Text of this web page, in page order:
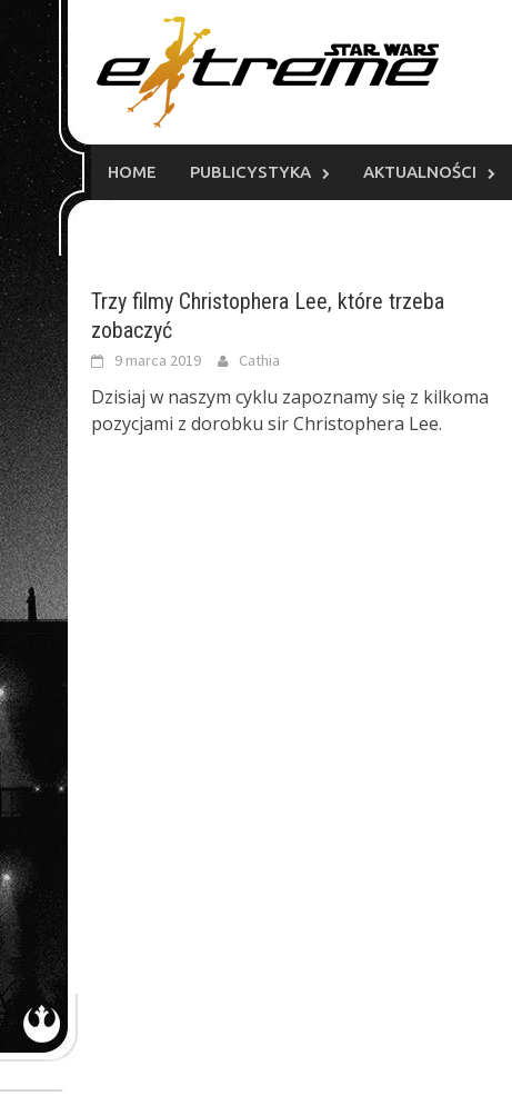
content
HOME PUBLICYSTYKA AKTUALNOŚCI
Trzy filmy Christophera Lee, które trzeba
zobaczyć
9 marca 2019 Cathia
Dzisiaj w naszym cyklu zapoznamy się z kilkoma
pozycjami z dorobku sir Christophera Lee.